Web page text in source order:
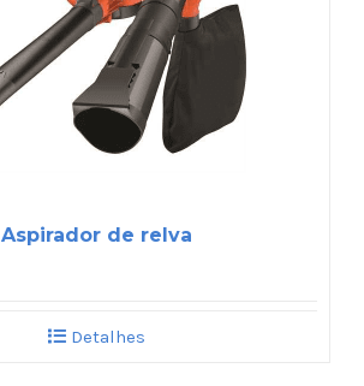
Aspirador de relva
Detalhes